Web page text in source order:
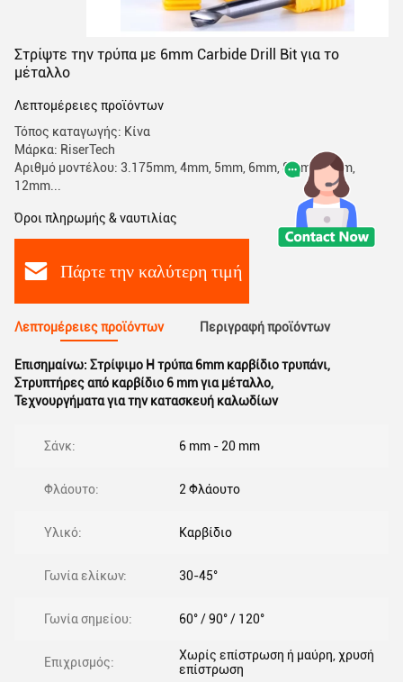
Στρίψτε την τρύπα με 6mm Carbide Drill Bit για το
μέταλλο
Λεπτομέρειες προϊόντων
Τόπος καταγωγής: Κίνα
Μάρκα: RiserTech
Αριθμό μοντέλου: 3.175mm, 4mm, 5mm, 6mm, 8mm, 10mm,
12mm...
Όροι πληρωμής & ναυτιλίας
Πάρτε την καλύτερη τιμή
Λεπτομέρειες προϊόντων Περιγραφή προϊόντων
Επισημαίνω: Στρίψιμο Η τρύπα 6mm καρβίδιο τρυπάνι,
Στρυπτήρες από καρβίδιο 6 mm για μέταλλο,
Τεχνουργήματα για την κατασκευή καλωδίων
Σάνκ: 6 mm - 20 mm
Φλάουτο: 2 Φλάουτο
Υλικό: Καρβίδιο
Γωνία ελίκων: 30-45°
Γωνία σημείου: 60° / 90° / 120°
Επιχρισμός:
Χωρίς επίστρωση ή μαύρη, χρυσή
επίστρωση